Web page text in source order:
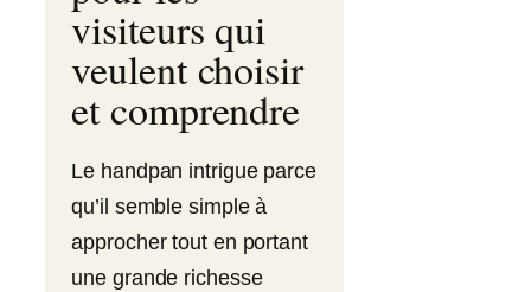
visiteurs qui
veulent choisir
et comprendre
Le handpan intrigue parce
qu’il semble simple à
approcher tout en portant
une grande richesse